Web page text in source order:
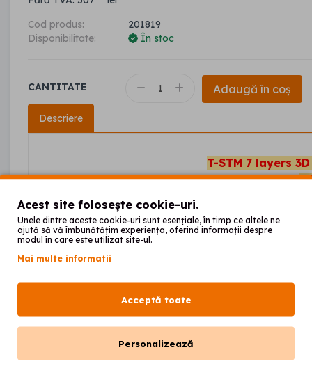
Cod produs:
201819
Disponibilitate:
În stoc
CANTITATE Adaugă în coș
Descriere
T-STM 7 layers
Acest site folosește cookie-uri.
Unele dintre aceste cookie-uri sunt esențiale, în timp ce altele ne
ajută să vă îmbunătățim experiența, oferind informații despre
modul în care este utilizat site-ul.
Mai multe informatii
Acceptă toate
Personalizează